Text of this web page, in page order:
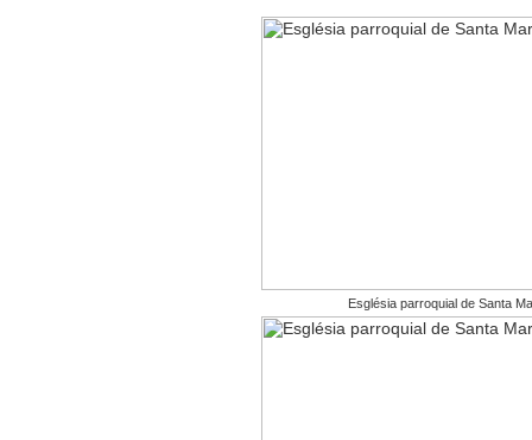
Església parroquial de Santa